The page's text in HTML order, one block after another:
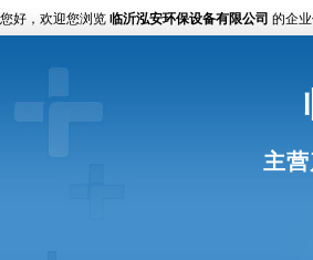
您好，欢迎您浏览 临沂泓安环保设备有限公司 的企业
主营